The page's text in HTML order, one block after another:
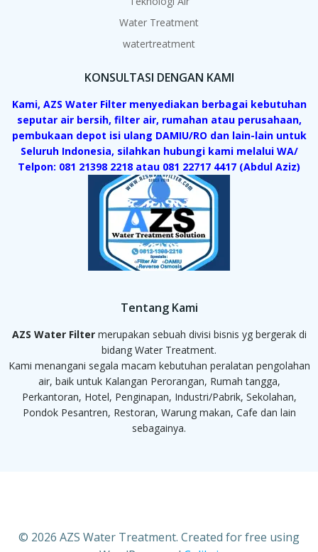
Water Treatment
watertreatment
KONSULTASI DENGAN KAMI
Kami, AZS Water Filter menyediakan berbagai kebutuhan
seputar air bersih, filter air, rumahan atau perusahaan,
pembukaan depot isi ulang DAMIU/RO dan lain-lain untuk
Seluruh Indonesia, silahkan hubungi kami melalui WA/
Telpon: 081 21398 2218 atau 081 22717 4417 (Abdul Aziz)
Tentang Kami
AZS Water Filtermerupakan sebuah divisi bisnis yg bergerak di
bidang Water Treatment.
Kami menangani segala macam kebutuhan peralatan pengolahan
air, baik untuk Kalangan Perorangan, Rumah tangga,
Perkantoran, Hotel, Penginapan, Industri/Pabrik, Sekolahan,
Pondok Pesantren, Restoran, Warung makan, Cafe dan lain
sebagainya.
© 2026 AZS Water Treatment. Created for free using